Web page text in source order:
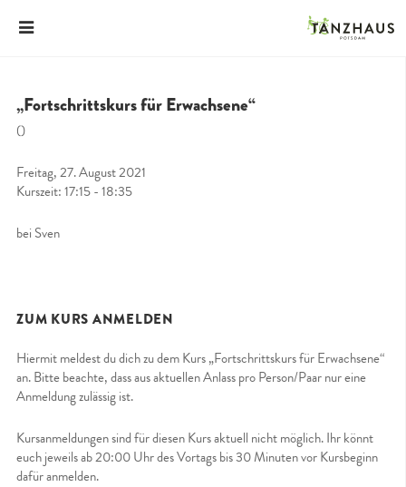
„Fortschrittskurs für Erwachsene“
()
Freitag, 27. August 2021
Kurszeit: 17:15 - 18:35
bei Sven
ZUM KURS ANMELDEN
Hiermit meldest du dich zu dem Kurs „Fortschrittskurs für Erwachsene“
an. Bitte beachte, dass aus aktuellen Anlass pro Person/Paar nur eine
Anmeldung zulässig ist.
Kursanmeldungen sind für diesen Kurs aktuell nicht möglich. Ihr könnt
euch jeweils ab 20:00 Uhr des Vortags bis 30 Minuten vor Kursbeginn
dafür anmelden.